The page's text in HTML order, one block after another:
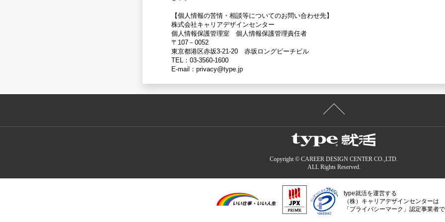
【個人情報の苦情・相談等についてのお問い合わせ先】
株式会社キャリアデザインセンター
個人情報保護管理室 個人情報保護管理責任者
〒107－0052
東京都港区赤坂3-21-20 赤坂ロングビーチビル
TEL：03-3560-1600
E-mail：privacy@type.jp
Copyright © CAREER DESIGN CENTER CO.,LTD.
ALL Rights Reserved.
type就活を運営する
（株）キャリアデザインセンターは
「プライバシーマーク」認定事業者